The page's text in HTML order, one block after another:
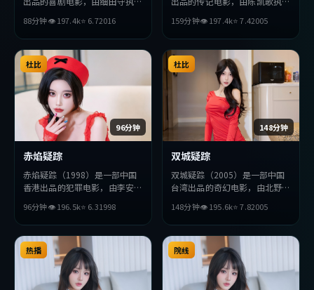
演。影片在叙事与视听上力求突
破，探讨人性与抉择，节奏张弛
有度，适合喜欢该类型的观众完
整观看。
88分钟👁197.4k⭐ 6.72016
演。影片在叙事与视听上力求突
破，探讨人性与抉择，节奏张弛
有度，适合喜欢该类型的观众完
整观看。
159分钟👁197.4k⭐7.42005
96分钟
杜比
赤焰疑踪
赤焰疑踪（1998）是一部中国
香港出品的犯罪电影，由李安执
主演。影片在叙事与视听上力求
突破，探讨人性与抉择，节奏张
弛有度，适合喜欢该类型的观众
完整观看。
96分钟👁196.5k⭐ 6.31998
148分钟
杜比
双城疑踪
双城疑踪（2005）是一部中国
台湾出品的奇幻电影，由北野武
等主演。影片在叙事与视听上力
求突破，探讨人性与抉择，节奏
张弛有度，适合喜欢该类型的观
众完整观看。
148分钟👁195.6k⭐7.82005
热播 院线